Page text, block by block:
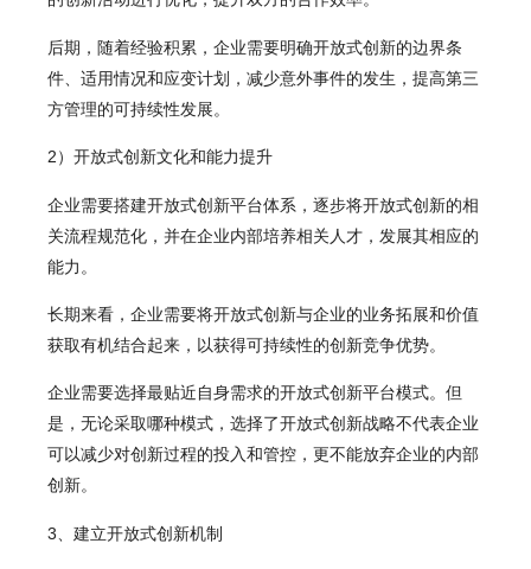
后期，随着经验积累，企业需要明确开放式创新的边界条
件、适用情况和应变计划，减少意外事件的发生，提高第三
方管理的可持续性发展。
2）开放式创新文化和能力提升
企业需要搭建开放式创新平台体系，逐步将开放式创新的相
关流程规范化，并在企业内部培养相关人才，发展其相应的
能力。
长期来看，企业需要将开放式创新与企业的业务拓展和价值
获取有机结合起来，以获得可持续性的创新竞争优势。
企业需要选择最贴近自身需求的开放式创新平台模式。但
是，无论采取哪种模式，选择了开放式创新战略不代表企业
可以减少对创新过程的投入和管控，更不能放弃企业的内部
创新。
3、建立开放式创新机制